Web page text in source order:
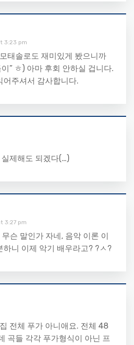
3:23 pm
태솔로도 재미있게 봤으니까
” ㅎ) 아마 후회 안하실 겁니다.
어주셔서 감사합니다.
제해도 되겠다(…)
3:27 pm
슨 말인가 자네, 음악 이론 이
하니 이제 악기 배우라고? ?ㅅ?
전체 푸가 아니애요. 전체 48
곡들 각각 푸가형식이 아닌 프